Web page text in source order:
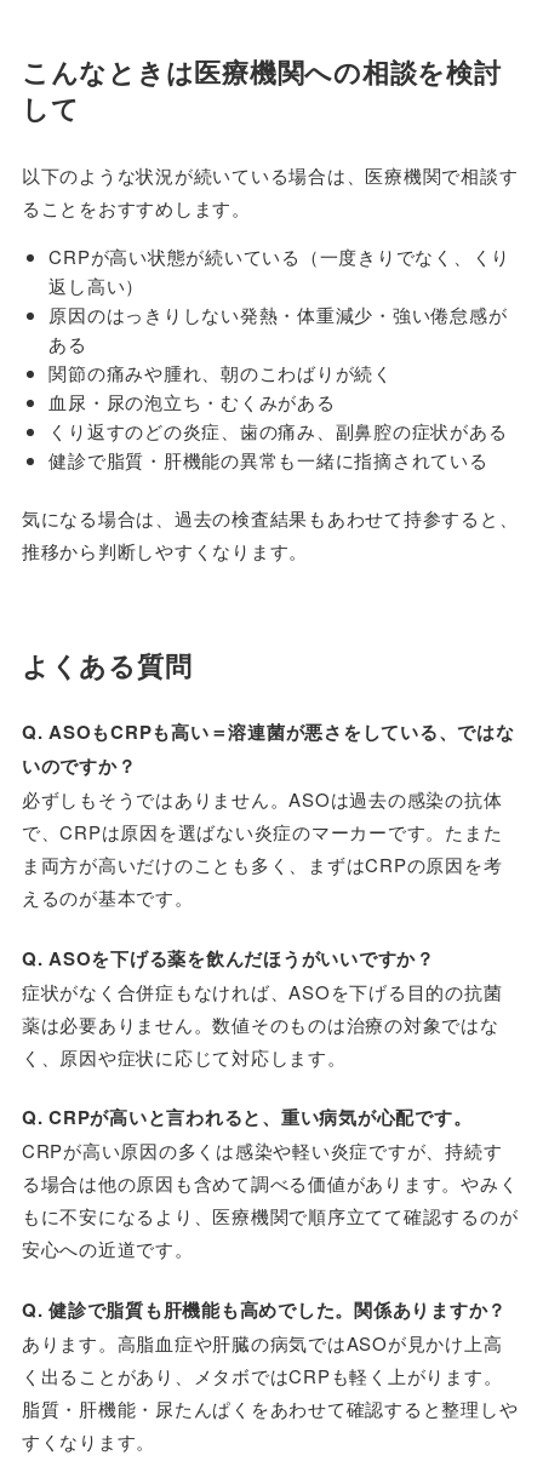
こんなときは医療機関への相談を検討
して
以下のような状況が続いている場合は、医療機関で相談す
ることをおすすめします。
CRPが高い状態が続いている（一度きりでなく、くり
返し高い）
原因のはっきりしない発熱・体重減少・強い倦怠感が
ある
関節の痛みや腫れ、朝のこわばりが続く
血尿・尿の泡立ち・むくみがある
くり返すのどの炎症、歯の痛み、副鼻腔の症状がある
健診で脂質・肝機能の異常も一緒に指摘されている
気になる場合は、過去の検査結果もあわせて持参すると、
推移から判断しやすくなります。
よくある質問
Q. ASOもCRPも高い＝溶連菌が悪さをしている、ではな
いのですか？
必ずしもそうではありません。ASOは過去の感染の抗体
で、CRPは原因を選ばない炎症のマーカーです。たまた
ま両方が高いだけのことも多く、まずはCRPの原因を考
えるのが基本です。
Q. ASOを下げる薬を飲んだほうがいいですか？
症状がなく合併症もなければ、ASOを下げる目的の抗菌
薬は必要ありません。数値そのものは治療の対象ではな
く、原因や症状に応じて対応します。
Q. CRPが高いと言われると、重い病気が心配です。
CRPが高い原因の多くは感染や軽い炎症ですが、持続す
る場合は他の原因も含めて調べる価値があります。やみく
もに不安になるより、医療機関で順序立てて確認するのが
安心への近道です。
Q. 健診で脂質も肝機能も高めでした。関係ありますか？
あります。高脂血症や肝臓の病気ではASOが見かけ上高
く出ることがあり、メタボではCRPも軽く上がります。
脂質・肝機能・尿たんぱくをあわせて確認すると整理しや
すくなります。